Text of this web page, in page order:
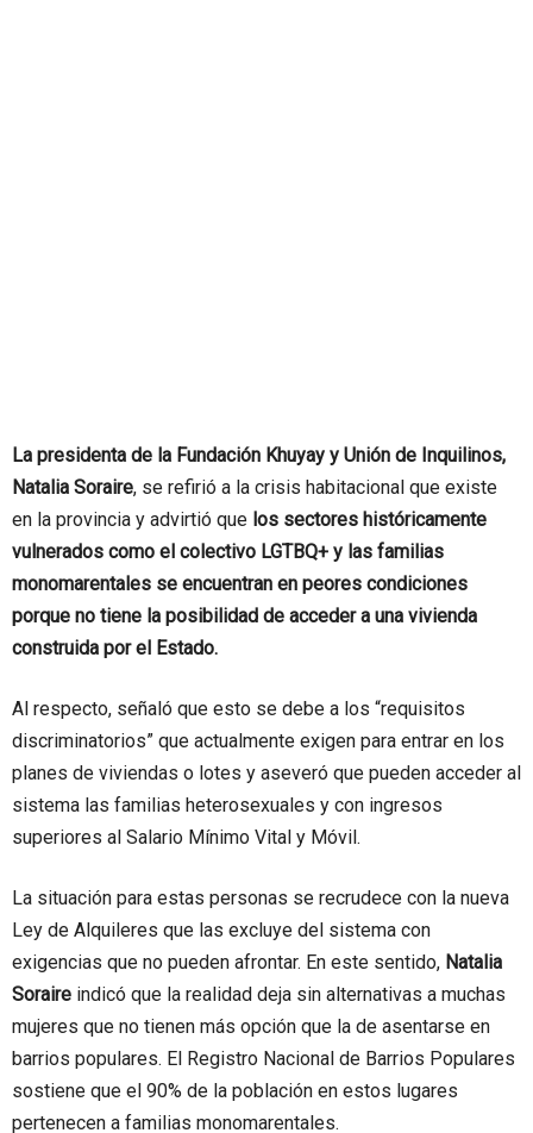
La presidenta de la Fundación Khuyay y Unión de Inquilinos,
Natalia Soraire, se refirió a la crisis habitacional que existe
en la provincia y advirtió que los sectores históricamente
vulnerados como el colectivo LGTBQ+ y las familias
monomarentales se encuentran en peores condiciones
porque no tiene la posibilidad de acceder a una vivienda
construida por el Estado.
Al respecto, señaló que esto se debe a los “requisitos
discriminatorios” que actualmente exigen para entrar en los
planes de viviendas o lotes y aseveró que pueden acceder al
sistema las familias heterosexuales y con ingresos
superiores al Salario Mínimo Vital y Móvil.
La situación para estas personas se recrudece con la nueva
Ley de Alquileres que las excluye del sistema con
exigencias que no pueden afrontar. En este sentido, Natalia
Soraire indicó que la realidad deja sin alternativas a muchas
mujeres que no tienen más opción que la de asentarse en
barrios populares. El Registro Nacional de Barrios Populares
sostiene que el 90% de la población en estos lugares
pertenecen a familias monomarentales.